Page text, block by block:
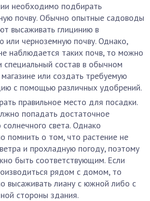
необходимо подбирать
почву. Обычно опытные садоводы
высаживать глицинию в
или черноземную почву. Однако,
наблюдается таких почв, то можно
специальный состав в обычном
или создать требуемую
с помощью различных удобрений.
правильное место для посадки.
попадать достаточное
солнечного света. Однако
помнить о том, что растение не
и прохладную погоду, поэтому
быть соответствующим. Если
рядом с домом, то
высаживать лиану с южной либо с
стороны здания.